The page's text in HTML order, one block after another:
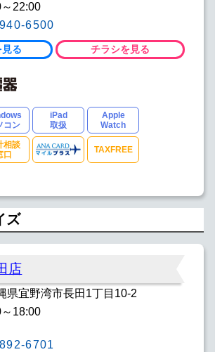
22:00
6500
る チラシを見る
コン
iPad
取扱
Apple
Watch
相談
口
TAXFREE
ズ
店
県宜野湾市長田1丁目10-2
18:00
6701